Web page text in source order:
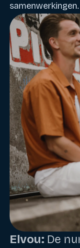
samenwerkingen.
Elvou: De